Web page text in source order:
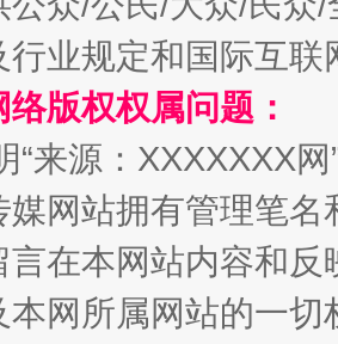
行业规定和国际互
版权权属问题：
“来源：XXXXXXX
媒网站拥有管理笔
言在本网站内容和
本网所属网站的一